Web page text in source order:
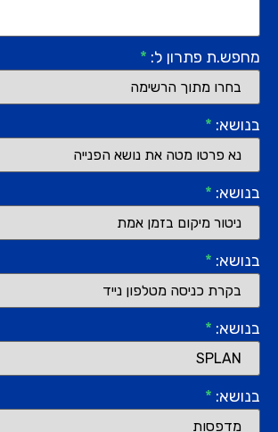
מחפש.ת פתרון ל: *
בנושא: *
בנושא: *
בנושא: *
בנושא: *
בנושא: *